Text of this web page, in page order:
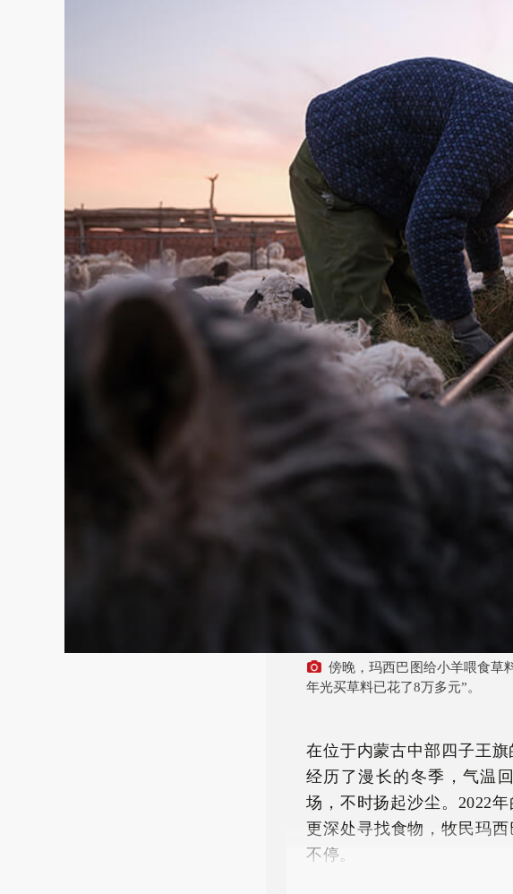
傍晚，玛西巴图给小羊喂食草
年光买草料已花了8万多元”。
在位于内蒙古中部四子王
经历了漫长的冬季，气温
场，不时扬起沙尘。2022
更深处寻找食物，牧民玛
不停。